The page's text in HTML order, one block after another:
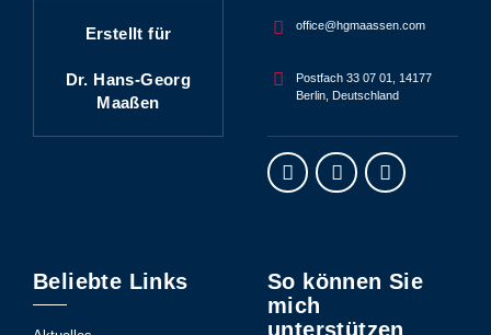
Erstellt für
Dr. Hans-Georg
Maaßen
office@hgmaassen.com
Postfach 33 07 01, 14177
Berlin, Deutschland
Beliebte Links
So können Sie
mich
unterstützen